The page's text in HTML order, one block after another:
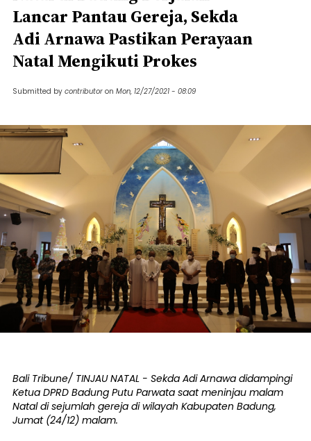
Lancar Pantau Gereja, Sekda
Adi Arnawa Pastikan Perayaan
Natal Mengikuti Prokes
Submitted by contributor on Mon, 12/27/2021 - 08:09
Bali Tribune/ TINJAU NATAL - Sekda Adi Arnawa didampingi
Ketua DPRD Badung Putu Parwata saat meninjau malam
Natal di sejumlah gereja di wilayah Kabupaten Badung,
Jumat (24/12) malam.